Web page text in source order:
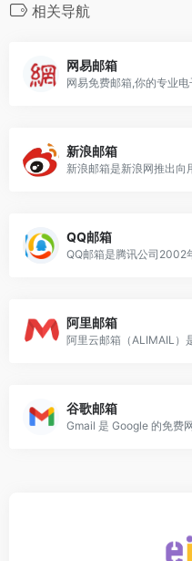
相关导航
网易邮箱
网易免费邮箱,你的专业电
新浪邮箱
新浪邮箱是新浪网推出向
QQ邮箱
QQ邮箱是腾讯公司2002
阿里邮箱
阿里云邮箱（ALIMAIL）
谷歌邮箱
Gmail 是 Google 的免费